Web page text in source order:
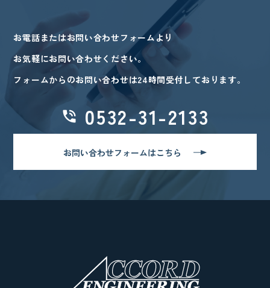
お電話またはお問い合わせフォームより
お気軽にお問い合わせください。
フォームからのお問い合わせは24時間受付しております。
0532-31-2133
お問い合わせフォームはこちら